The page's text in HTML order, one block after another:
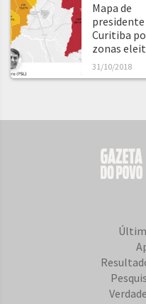
Mapa de
Curitiba
zonas
31/10/2018